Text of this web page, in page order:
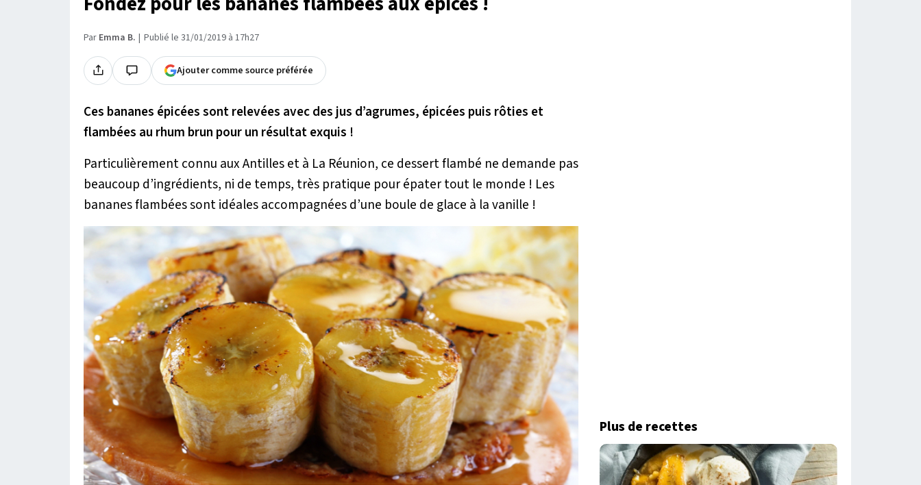
Par Emma B. Publié le 31/01/2019 à 17h27
Ajouter comme source préférée
Ces bananes épicées sont relevées avec des jus d’agrumes, épicées puis rôties et
flambées au rhum brun pour un résultat exquis !
Particulièrement connu aux Antilles et à La Réunion, ce dessert flambé ne demande pas
beaucoup d’ingrédients, ni de temps, très pratique pour épater tout le monde ! Les
bananes flambées sont idéales accompagnées d’une boule de glace à la vanille !
Plus de recettes